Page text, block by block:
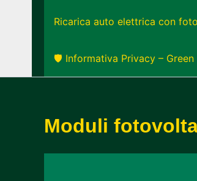
Ricarica auto elettrica con
🛡️ Informativa Privacy – Green
Moduli